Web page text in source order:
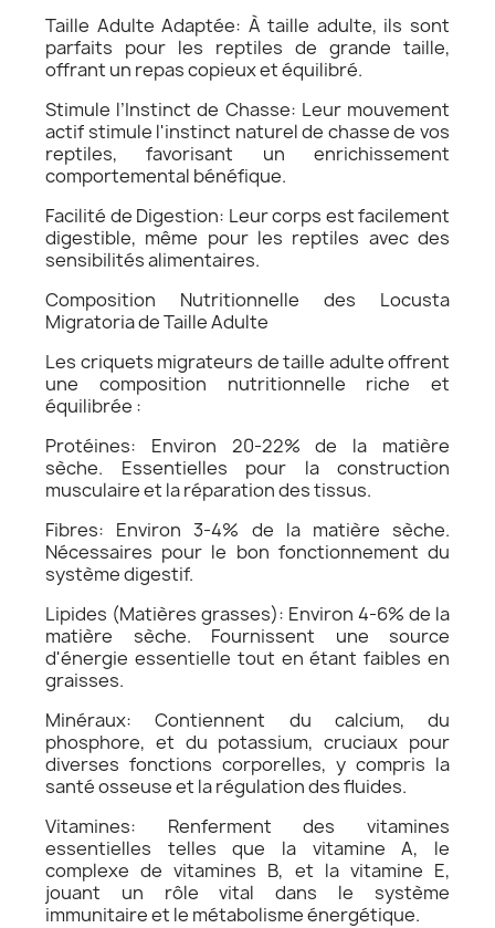
Taille Adulte Adaptée: À taille adulte, ils sont
parfaits pour les reptiles de grande taille,
offrant un repas copieux et équilibré.
Stimule l’Instinct de Chasse: Leur mouvement
actif stimule l'instinct naturel de chasse de vos
reptiles, favorisant un enrichissement
comportemental bénéfique.
Facilité de Digestion: Leur corps est facilement
digestible, même pour les reptiles avec des
sensibilités alimentaires.
Composition Nutritionnelle des Locusta
Migratoria de Taille Adulte
Les criquets migrateurs de taille adulte offrent
une composition nutritionnelle riche et
équilibrée :
Protéines: Environ 20-22% de la matière
sèche. Essentielles pour la construction
musculaire et la réparation des tissus.
Fibres: Environ 3-4% de la matière sèche.
Nécessaires pour le bon fonctionnement du
système digestif.
Lipides (Matières grasses): Environ 4-6% de la
matière sèche. Fournissent une source
d'énergie essentielle tout en étant faibles en
graisses.
Minéraux: Contiennent du calcium, du
phosphore, et du potassium, cruciaux pour
diverses fonctions corporelles, y compris la
santé osseuse et la régulation des fluides.
Vitamines: Renferment des vitamines
essentielles telles que la vitamine A, le
complexe de vitamines B, et la vitamine E,
jouant un rôle vital dans le système
immunitaire et le métabolisme énergétique.